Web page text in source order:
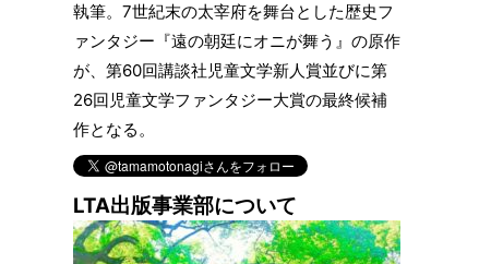
執筆。7世紀末の太宰府を舞台とした歴史フ
ァンタジー『遠の朝廷にオニが舞う』の原作
が、第60回講談社児童文学新人賞並びに第
26回児童文学ファンタジー大賞の最終候補
作となる。
LTA出版事業部について